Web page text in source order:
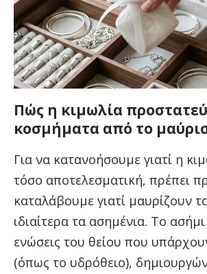
Πώς η κιμωλία
κοσμήματα από το
Για να κατανοήσουμε γιατί η
τόσο αποτελεσματική, πρέπει
καταλάβουμε γιατί μαυρίζουν
ιδιαίτερα τα ασημένια. Το
ενώσεις του θείου που
(όπως το υδρόθειο),